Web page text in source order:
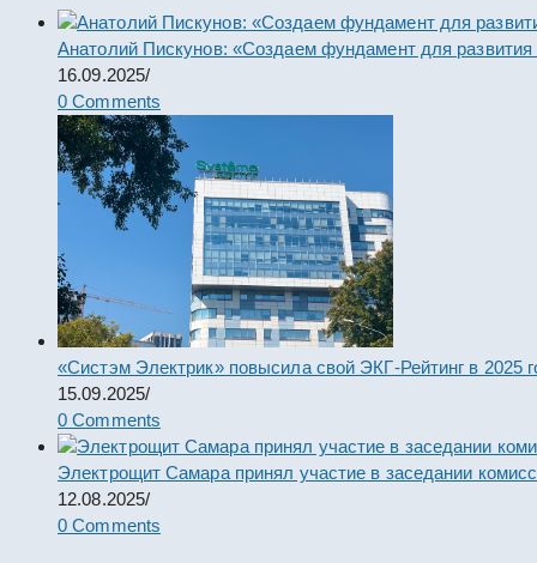
Анатолий Пискунов: «Создаем фундамент для развития
16.09.2025/
0 Comments
«Систэм Электрик» повысила свой ЭКГ-Рейтинг в 2025
15.09.2025/
0 Comments
Электрощит Самара принял участие в заседании
12.08.2025/
0 Comments